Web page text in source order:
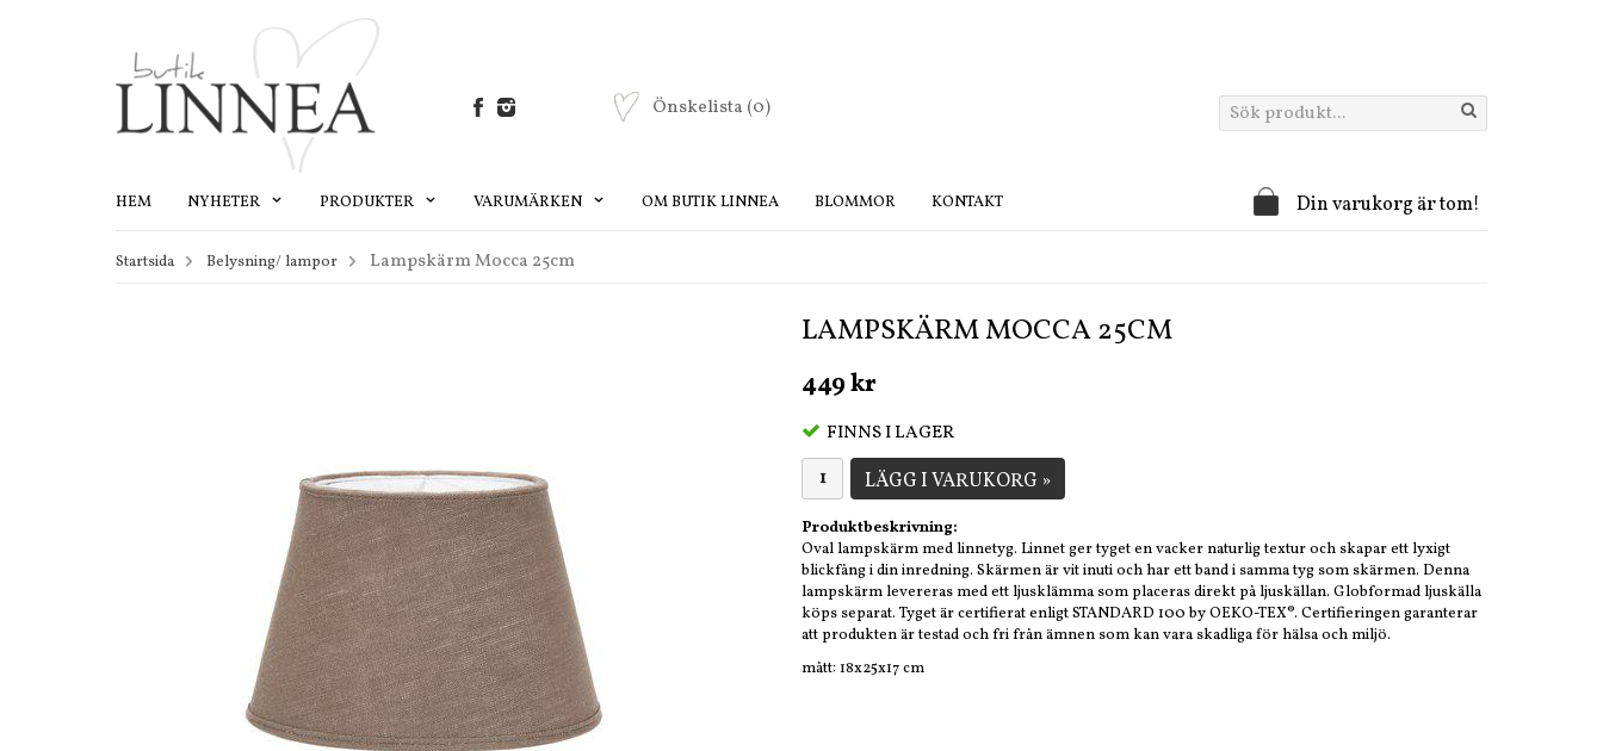
Önskelista (0)
HEM NYHETER PRODUKTER VARUMÄRKEN OM BUTIK LINNEA BLOMMOR KONTAKT Din varukorg är tom!
Startsida Belysning/ lampor Lampskärm Mocca 25cm
LAMPSKÄRM MOCCA 25CM
449 kr
FINNS I LAGER
LÄGG I VARUKORG »
Produktbeskrivning:
Oval lampskärm med linnetyg. Linnet ger tyget en vacker naturlig textur och skapar ett lyxigt
blickfång i din inredning. Skärmen är vit inuti och har ett band i samma tyg som skärmen. Denna
lampskärm levereras med ett ljusklämma som placeras direkt på ljuskällan. Globformad ljuskälla
köps separat. Tyget är certifierat enligt STANDARD 100 by OEKO-TEX®. Certifieringen garanterar
att produkten är testad och fri från ämnen som kan vara skadliga för hälsa och miljö.
mått: 18x25x17 cm